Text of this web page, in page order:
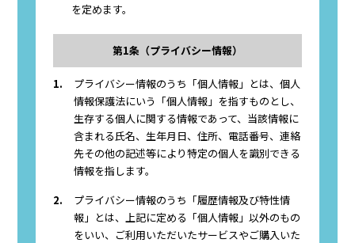
を定めます。
第1条（プライバシー情報）
1.
プライバシー情報のうち「個人情報」とは、個人
情報保護法にいう「個人情報」を指すものとし、
生存する個人に関する情報であって、当該情報に
含まれる氏名、生年月日、住所、電話番号、連絡
先その他の記述等により特定の個人を識別できる
情報を指します。
2.
プライバシー情報のうち「履歴情報及び特性情
報」とは、上記に定める「個人情報」以外のもの
をいい、ご利用いただいたサービスやご購入いた